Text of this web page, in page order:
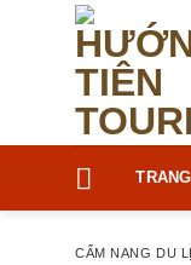
CẨM NANG DU